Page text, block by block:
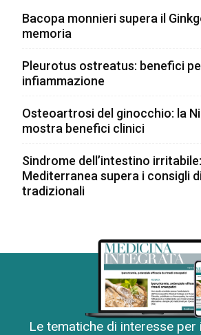
Bacopa monnieri supera il
memoria
Pleurotus ostreatus: benefici
infiammazione
Osteoartrosi del ginocchio: la
mostra benefici clinici
Sindrome dell’intestino
Mediterranea supera i consigli
tradizionali
Le tematiche di interesse per